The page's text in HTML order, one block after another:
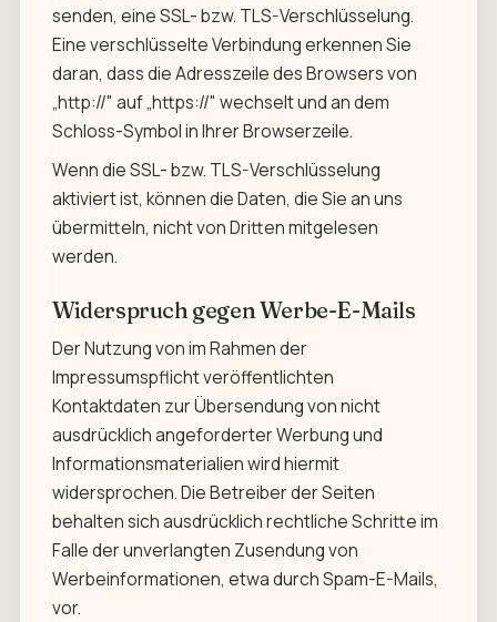
senden, eine SSL- bzw. TLS-Verschlüsselung.
Eine verschlüsselte Verbindung erkennen Sie
daran, dass die Adresszeile des Browsers von
„http://" auf „https://" wechselt und an dem
Schloss-Symbol in Ihrer Browserzeile.
Wenn die SSL- bzw. TLS-Verschlüsselung
aktiviert ist, können die Daten, die Sie an uns
übermitteln, nicht von Dritten mitgelesen
werden.
Widerspruch gegen Werbe-E-Mails
Der Nutzung von im Rahmen der
Impressumspflicht veröffentlichten
Kontaktdaten zur Übersendung von nicht
ausdrücklich angeforderter Werbung und
Informationsmaterialien wird hiermit
widersprochen. Die Betreiber der Seiten
behalten sich ausdrücklich rechtliche Schritte im
Falle der unverlangten Zusendung von
Werbeinformationen, etwa durch Spam-E-Mails,
vor.